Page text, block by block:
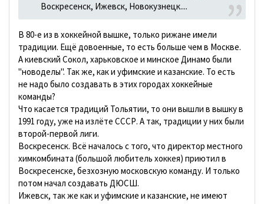
Воскресенск, Ижевск, Новокузнецк....
В 80-е из в хоккейной вышке, только рижане имели
традиции. Ещё довоенные, то есть больше чем в Москве.
А киевский Сокол, харьковское и минское Динамо были
"новоделы". Так же, как и уфимские и казанские. То есть
не надо было создавать в этих городах хоккейные
команды?
Что касается традиций Тольятии, то они вышли в вышку в
1991 году, уже на излёте СССР. А так, традиции у них были
второй-первой лиги.
Воскресенск. Всё началось с того, что директор местного
химкомбината (большой любитель хоккея) приютил в
Воскресенске, безхозную московскую команду. И только
потом начал создавать ДЮСШ.
Ижевск, так же как и уфимские и казанские, не имеют